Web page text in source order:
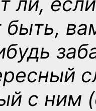
с ним